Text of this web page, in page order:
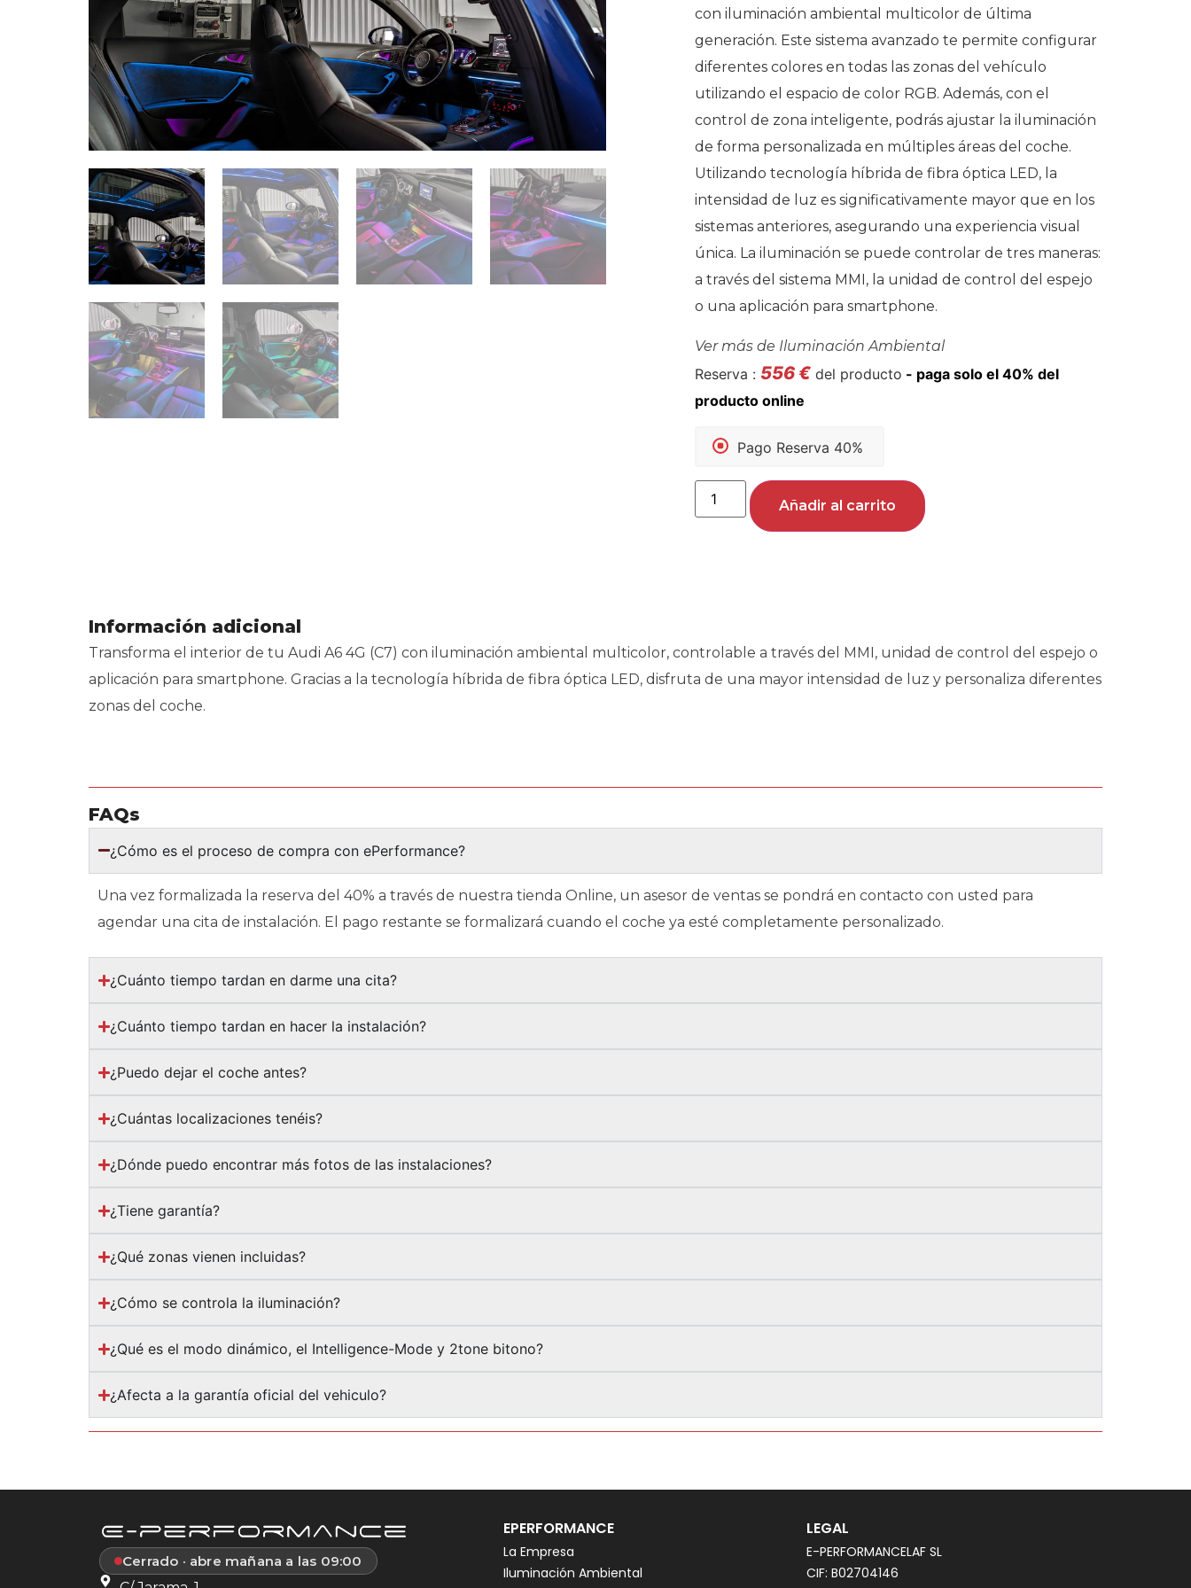
con iluminación ambiental multicolor de última
generación. Este sistema avanzado te permite configurar
diferentes colores en todas las zonas del vehículo
utilizando el espacio de color RGB. Además, con el
control de zona inteligente, podrás ajustar la iluminación
de forma personalizada en múltiples áreas del coche.
Utilizando tecnología híbrida de fibra óptica LED, la
intensidad de luz es significativamente mayor que en los
sistemas anteriores, asegurando una experiencia visual
única. La iluminación se puede controlar de tres maneras:
a través del sistema MMI, la unidad de control del espejo
o una aplicación para smartphone.
Ver más de Iluminación Ambiental
Reserva : 556€ del producto
Pago Reserva 40%
Añadir al carrito
Información adicional
Transforma el interior de tu Audi A6 4G (C7) con iluminación ambiental multicolor, controlable a través del MMI, unidad de control del espejo o
aplicación para smartphone. Gracias a la tecnología híbrida de fibra óptica LED, disfruta de una mayor intensidad de luz y personaliza diferentes
zonas del coche.
FAQs
¿Cómo es el proceso de compra con ePerformance?
Una vez formalizada la reserva del 40% a través de nuestra tienda Online, un asesor de ventas se pondrá en contacto con usted para
agendar una cita de instalación. El pago restante se formalizará cuando el coche ya esté completamente personalizado.
¿Cuánto tiempo tardan en darme una cita?
¿Cuánto tiempo tardan en hacer la instalación?
¿Puedo dejar el coche antes?
¿Cuántas localizaciones tenéis?
¿Dónde puedo encontrar más fotos de las instalaciones?
¿Tiene garantía?
¿Qué zonas vienen incluidas?
¿Cómo se controla la iluminación?
¿Qué es el modo dinámico, el Intelligence-Mode y 2tone bitono?
¿Afecta a la garantía oficial del vehiculo?
Cerrado · abre mañana a las 09:00
EPERFORMANCE
La Empresa
Iluminación Ambiental
LEGAL
E-PERFORMANCELAF SL
CIF: B02704146